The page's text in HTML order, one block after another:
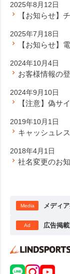
2025年8月12日
【お知らせ】
2025年7月18日
【お知らせ】
2024年10月4日
お客様情報の
2024年9月10日
【注意】偽サ
2019年10月1日
キャッシュレ
2018年4月1日
社名変更のお
Media メディ
Ad 広告掲